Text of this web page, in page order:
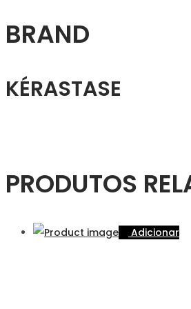
BRAND
KÉRASTASE
PRODUTOS
Adicionar